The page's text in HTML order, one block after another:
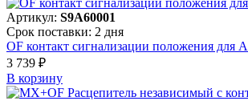
Артикул: S9A60001
Срок поставки: 2 дня
OF контакт сигнализации положения для
3 739 ₽
В корзинy